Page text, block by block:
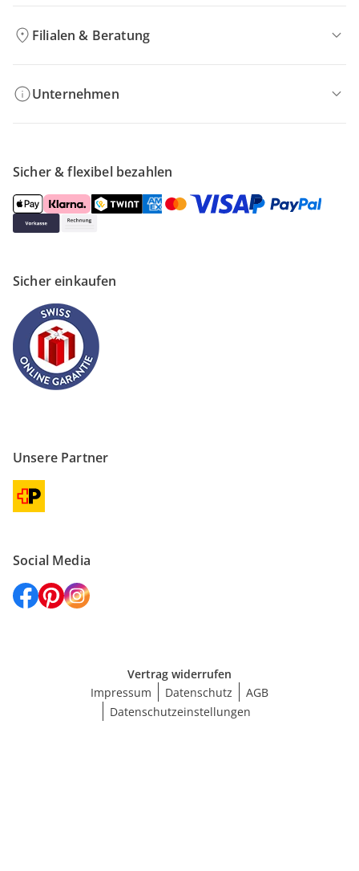
Filialen & Beratung
Unternehmen
Sicher & flexibel bezahlen
Sicher einkaufen
Unsere Partner
Social Media
Vertrag widerrufen
Impressum
Datenschutz
AGB
Datenschutzeinstellungen